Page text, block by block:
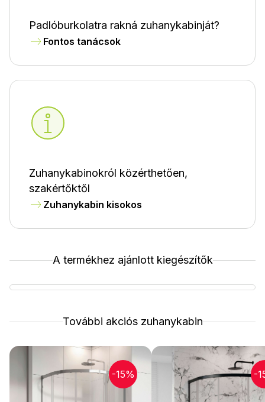
Padlóburkolatra rakná zuhanykabinját?
Fontos tanácsok
Zuhanykabinokról közérthetően,
szakértőktől
Zuhanykabin kisokos
A termékhez ajánlott kiegészítők
További akciós zuhanykabin
-15% -